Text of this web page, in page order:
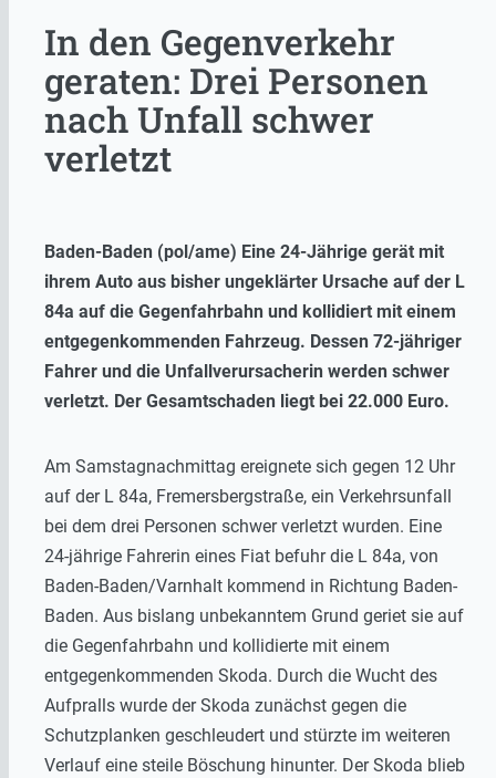
In den Gegenverkehr
geraten: Drei Personen
nach Unfall schwer
verletzt
Baden-Baden (pol/ame) Eine 24-Jährige gerät mit
ihrem Auto aus bisher ungeklärter Ursache auf der L
84a auf die Gegenfahrbahn und kollidiert mit einem
entgegenkommenden Fahrzeug. Dessen 72-jähriger
Fahrer und die Unfallverursacherin werden schwer
verletzt. Der Gesamtschaden liegt bei 22.000 Euro.
Am Samstagnachmittag ereignete sich gegen 12 Uhr
auf der L 84a, Fremersbergstraße, ein Verkehrsunfall
bei dem drei Personen schwer verletzt wurden. Eine
24-jährige Fahrerin eines Fiat befuhr die L 84a, von
Baden-Baden/Varnhalt kommend in Richtung Baden-
Baden. Aus bislang unbekanntem Grund geriet sie auf
die Gegenfahrbahn und kollidierte mit einem
entgegenkommenden Skoda. Durch die Wucht des
Aufpralls wurde der Skoda zunächst gegen die
Schutzplanken geschleudert und stürzte im weiteren
Verlauf eine steile Böschung hinunter. Der Skoda blieb